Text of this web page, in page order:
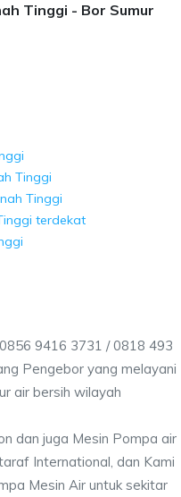
Tinggi - Bor Sumur
Tinggi
Tinggi
terdekat
9416 3731 / 0818 493
Pengebor yang melayani
air bersih wilayah
dan juga Mesin Pompa air
International, dan Kami
Mesin Air untuk sekitar